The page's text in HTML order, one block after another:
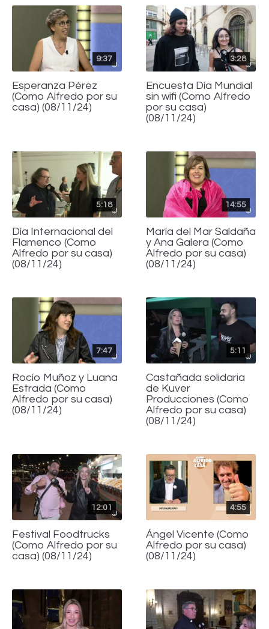
9:37
Esperanza Pérez
(Como Alfredo por su
casa) (08/11/24)
3:28
Encuesta Día Mundial
sin wifi (Como Alfredo
por su casa)
(08/11/24)
5:18
Día Internacional del
Flamenco (Como
Alfredo por su casa)
(08/11/24)
14:55
María del Mar Saldaña
y Ana Galera (Como
Alfredo por su casa)
(08/11/24)
7:47
Rocío Muñoz y Luana
Estrada (Como
Alfredo por su casa)
(08/11/24)
5:11
Castañada solidaria
de Kuver
Producciones (Como
Alfredo por su casa)
(08/11/24)
12:01
Festival Foodtrucks
(Como Alfredo por su
casa) (08/11/24)
4:55
Ángel Vicente (Como
Alfredo por su casa)
(08/11/24)